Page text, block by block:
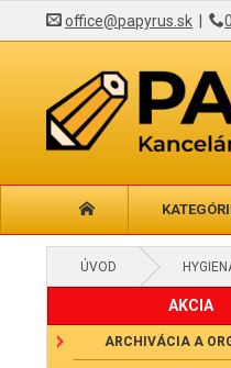
office@papyrus.sk
ÚVOD
AKCIA
ARCHIVÁCIA A